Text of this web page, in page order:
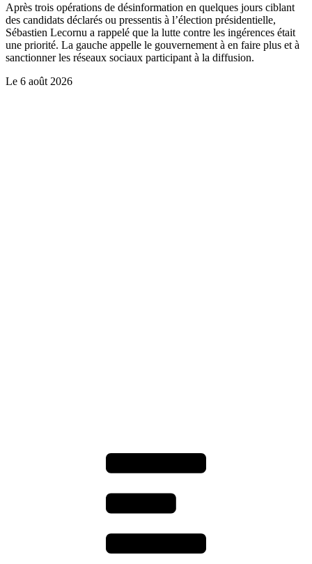
Après trois opérations de désinformation en quelques jours ciblant
des candidats déclarés ou pressentis à l’élection présidentielle,
Sébastien Lecornu a rappelé que la lutte contre les ingérences était
une priorité. La gauche appelle le gouvernement à en faire plus et à
sanctionner les réseaux sociaux participant à la diffusion.
Le 6 août 2026